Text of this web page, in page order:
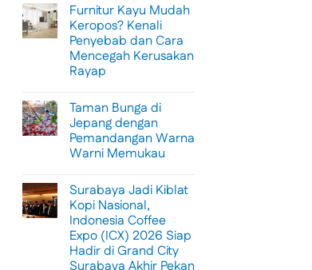
on
Menikmati
Sisi
Petualangan
Bali
Lewat
Rafting
Alam
Ubud
Furnitur Kayu Mudah
Keropos? Kenali
Penyebab dan Cara
Mencegah Kerusakan
Rayap
on
Furnitur
Kayu
Mudah
Keropos?
Kenali
Cara
Mencegah
Kerusakan
Rayap
Taman Bunga di
Jepang dengan
Pemandangan Warna
Warni Memukau
on
Taman
Bunga
di
Jepang
dengan
Pemandangan
Warna
Surabaya Jadi Kiblat
Kopi Nasional,
Indonesia Coffee
Expo (ICX) 2026 Siap
Hadir di Grand City
Surabaya Akhir Pekan